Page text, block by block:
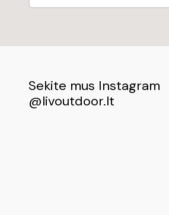
Sekite mus Instagram
@livoutdoor.lt